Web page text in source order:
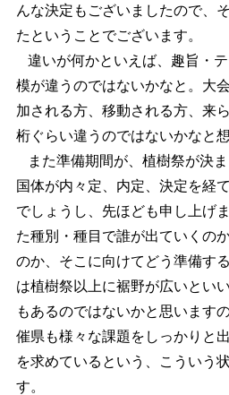
んな決定もございましたので、
たということでございます。
違いが何かといえば、趣旨・
模が違うのではないかなと。大
加される方、移動される方、来
桁ぐらい違うのではないかなと
また準備期間が、植樹祭が決
国体が内々定、内定、決定を経
でしょうし、先ほども申し上げ
た種別・種目で誰が出ていくの
のか、そこに向けてどう準備す
は植樹祭以上に裾野が広いとい
もあるのではないかと思います
催県も様々な課題をしっかりと
を求めているという、こういう
す。